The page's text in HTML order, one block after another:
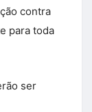
contra
para toda
ser